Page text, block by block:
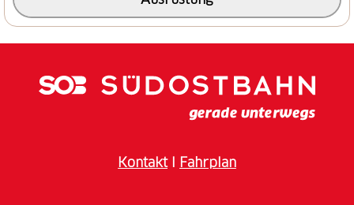
Vella, dessen Dorfkern geprägt ist von behäbigen
Steinhäusern.
KontaktI Fahrplan